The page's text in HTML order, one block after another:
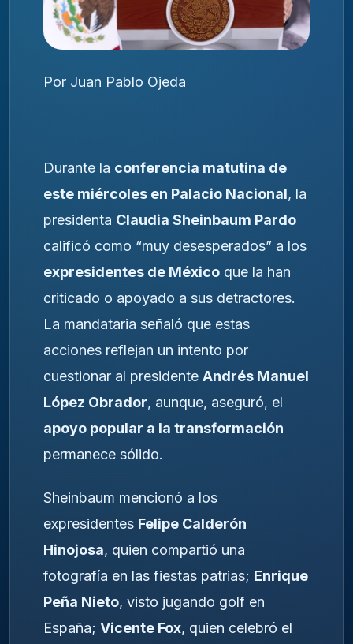
Por Juan Pablo Ojeda
Durante la conferencia matutina de
este miércoles en Palacio Nacional, la
presidenta Claudia Sheinbaum Pardo
calificó como “muy desesperados” a los
expresidentes de México que la han
criticado o apoyado a sus detractores.
La mandataria señaló que estas
acciones reflejan un intento por
cuestionar al presidente Andrés Manuel
López Obrador, aunque, aseguró, el
apoyo popular a la transformación
permanece sólido.
Sheinbaum mencionó a los
expresidentes Felipe Calderón
Hinojosa, quien compartió una
fotografía en las fiestas patrias; Enrique
Peña Nieto, visto jugando golf en
España; Vicente Fox, quien celebró el